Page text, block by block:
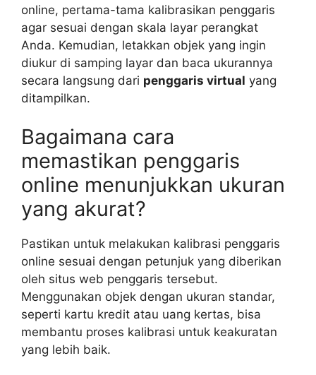
online, pertama-tama kalibrasikan penggaris
agar sesuai dengan skala layar perangkat
Anda. Kemudian, letakkan objek yang ingin
diukur di samping layar dan baca ukurannya
secara langsung dari penggaris virtual yang
ditampilkan.
Bagaimana cara
memastikan penggaris
online menunjukkan ukuran
yang akurat?
Pastikan untuk melakukan kalibrasi penggaris
online sesuai dengan petunjuk yang diberikan
oleh situs web penggaris tersebut.
Menggunakan objek dengan ukuran standar,
seperti kartu kredit atau uang kertas, bisa
membantu proses kalibrasi untuk keakuratan
yang lebih baik.